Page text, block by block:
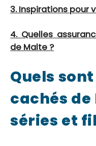
3. Inspirations pour
4. Quelles
de Malte ?
Quels
cachés
séries et